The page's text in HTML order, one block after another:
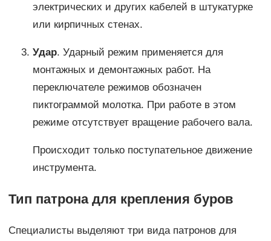
электрических и других кабелей в штукатурке
или кирпичных стенах.
Удар. Ударный режим применяется для
монтажных и демонтажных работ. На
переключателе режимов обозначен
пиктограммой молотка. При работе в этом
режиме отсутствует вращение рабочего вала.
Происходит только поступательное движение
инструмента.
Тип патрона для крепления буров
Специалисты выделяют три вида патронов для